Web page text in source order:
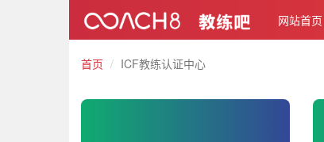
网站首页
首页 ICF教练认证中心